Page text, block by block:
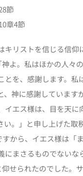
節
章4節
キリストを信じる信
よ。私はほかの人々
とを、感謝します。
神に感謝していま
イエス様は、目を天
い。」と申し上げた
から、イエス様は「
まさるものでないな
仰せられたのでした